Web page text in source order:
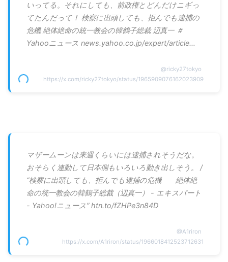
いってる。それにしても、前政権とどんだけニギっ
てたんだって！ 検察に出頭しても、拒んでも逮捕の
危機 絶体絶命の統一教会の韓鶴子総裁 辺真一 ＃
Yahooニュース news.yahoo.co.jp/expert/article…
@ricky27tokyo
https://x.com/ricky27tokyo/status/1965909076162023909
マザームーンは来週くらいには逮捕されそうだな。
おそらく連動して日本側もいろいろ動き出しそう。 /
“検察に出頭しても、拒んでも逮捕の危機 絶体絶
命の統一教会の韓鶴子総裁（辺真一） - エキスパート
- Yahoo!ニュース” htn.to/fZHPe3n84D
@A1riron
https://x.com/A1riron/status/1966018412523712631